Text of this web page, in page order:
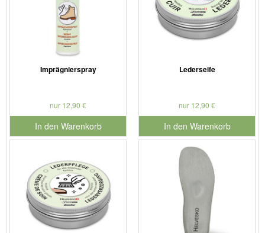
Imprägnierspray
nur 12,90 €
In den Warenkorb
für Produktnummer 901126
Lederseife
nur 12,90 €
In den Warenkorb
für Produktnummer 901127